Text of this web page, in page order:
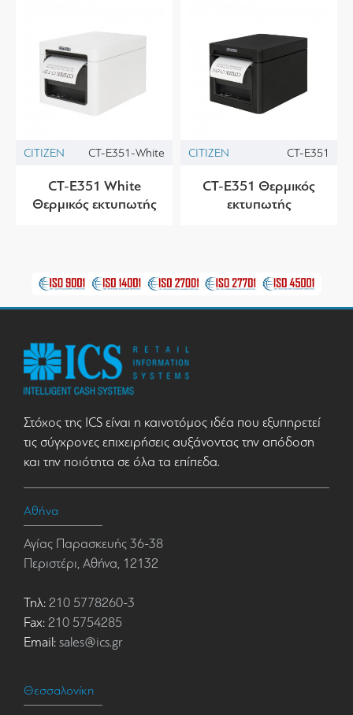
CITIZEN CT-E351-White
CT-E351 White
Θερμικός εκτυπωτής
CITIZEN CT-E351
CT-E351 Θερμικός
εκτυπωτής
Στόχος της ICS είναι η καινοτόμος ιδέα που εξυπηρετεί
τις σύγχρονες επιχειρήσεις αυξάνοντας την απόδοση
και την ποιότητα σε όλα τα επίπεδα.
Αθήνα
Αγίας Παρασκευής 36-38
Περιστέρι, Αθήνα, 12132
Τηλ: 210 5778260-3
Fax: 210 5754285
Email: sales@ics.gr
Θεσσαλονίκη